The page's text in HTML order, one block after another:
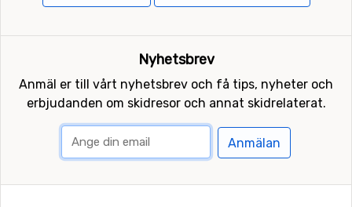
Nyhetsbrev
Anmäl er till vårt nyhetsbrev och få tips, nyheter och
erbjudanden om skidresor och annat skidrelaterat.
Anmälan